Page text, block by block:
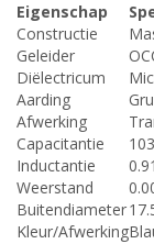
Eigenschap
Constructie
Geleider
Diëlectricum
Aarding
Afwerking
Capacitantie
Inductantie
Weerstand
Buitendiameter
Kleur/Afwerking